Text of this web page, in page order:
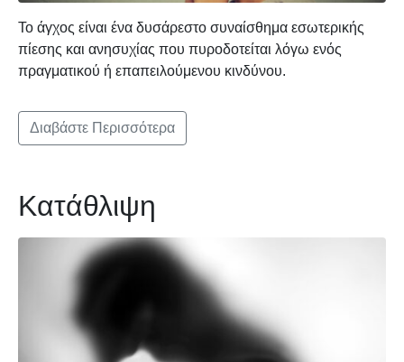
Το άγχος είναι ένα δυσάρεστο συναίσθημα εσωτερικής
πίεσης και ανησυχίας που πυροδοτείται λόγω ενός
πραγματικού ή επαπειλούμενου κινδύνου.
Διαβάστε Περισσότερα
Κατάθλιψη